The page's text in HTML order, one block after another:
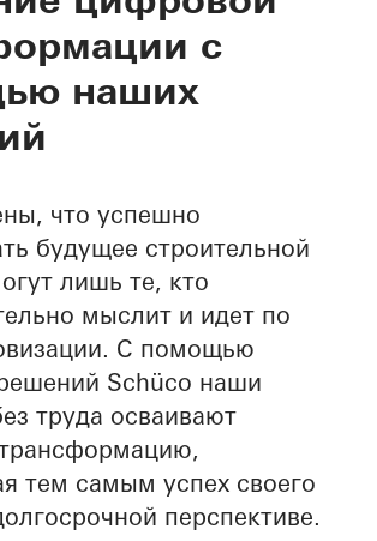
с
наших
что успешно
будущее строительной
лишь те, кто
мыслит и идет по
С помощью
Schüco наши
труда осваивают
тем самым успех своего
перспективе.